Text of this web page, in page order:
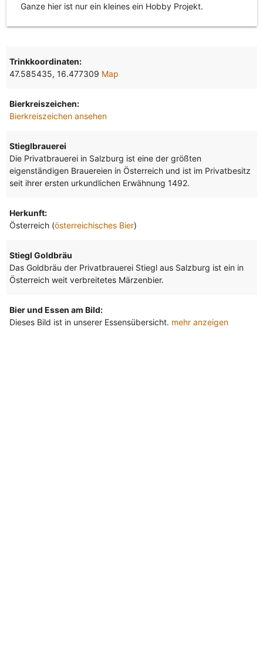
Ganze hier ist nur ein kleines ein Hobby Projekt.
Trinkkoordinaten:
47.585435, 16.477309 Map
Bierkreiszeichen:
Bierkreiszeichen ansehen
Stieglbrauerei
Die Privatbrauerei in Salzburg ist eine der größten
eigenständigen Brauereien in Österreich und ist im Privatbesitz
seit ihrer ersten urkundlichen Erwähnung 1492.
Herkunft:
Österreich (österreichisches Bier)
Stiegl Goldbräu
Das Goldbräu der Privatbrauerei Stiegl aus Salzburg ist ein in
Österreich weit verbreitetes Märzenbier.
Bier und Essen am Bild:
Dieses Bild ist in unserer Essensübersicht. mehr anzeigen